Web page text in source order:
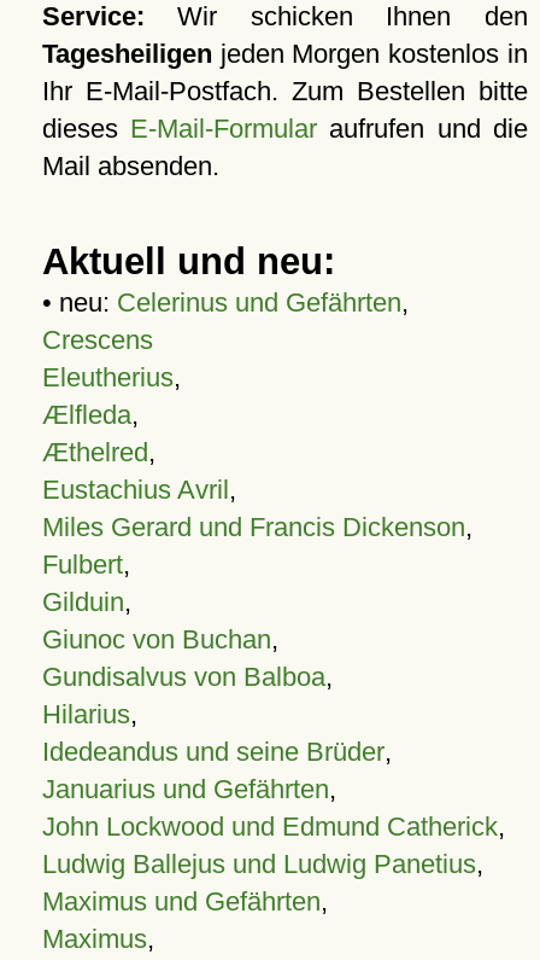
Service: Wir schicken Ihnen den
Tagesheiligen jeden Morgen kostenlos in
Ihr E-Mail-Postfach. Zum Bestellen bitte
dieses E-Mail-Formular aufrufen und die
Mail absenden.
Aktuell und neu:
• neu: Celerinus und Gefährten,
Crescens
Eleutherius,
Ælfleda,
Æthelred,
Eustachius Avril,
Miles Gerard und Francis Dickenson,
Fulbert,
Gilduin,
Giunoc von Buchan,
Gundisalvus von Balboa,
Hilarius,
Idedeandus und seine Brüder,
Januarius und Gefährten,
John Lockwood und Edmund Catherick,
Ludwig Ballejus und Ludwig Panetius,
Maximus und Gefährten,
Maximus,